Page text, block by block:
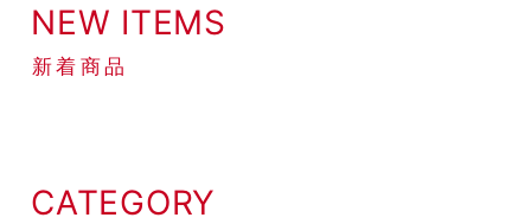
NEW ITEMS
新着商品
CATEGORY